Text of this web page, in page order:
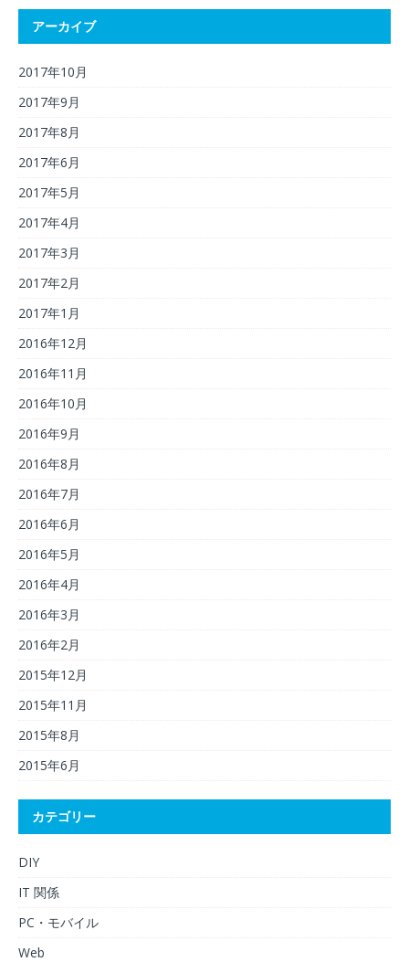
アーカイブ
2017年10月
2017年9月
2017年8月
2017年6月
2017年5月
2017年4月
2017年3月
2017年2月
2017年1月
2016年12月
2016年11月
2016年10月
2016年9月
2016年8月
2016年7月
2016年6月
2016年5月
2016年4月
2016年3月
2016年2月
2015年12月
2015年11月
2015年8月
2015年6月
カテゴリー
DIY
IT 関係
PC・モバイル
Web